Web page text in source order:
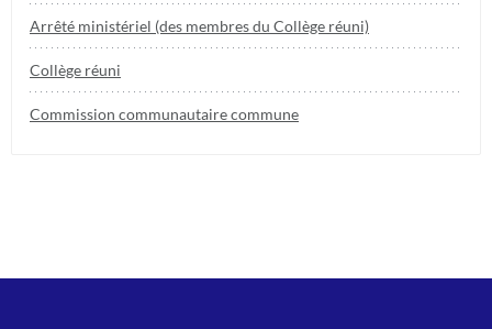
Arrêté ministériel (des membres du Collège réuni)
Collège réuni
Commission communautaire commune